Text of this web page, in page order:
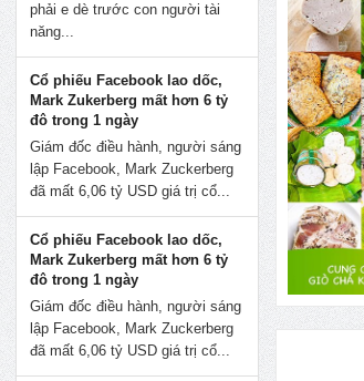
phải e dè trước con người tài
năng...
Cổ phiếu Facebook lao dốc,
Mark Zukerberg mất hơn 6 tỷ
đô trong 1 ngày
Giám đốc điều hành, người sáng
lập Facebook, Mark Zuckerberg
đã mất 6,06 tỷ USD giá trị cổ...
Cổ phiếu Facebook lao dốc,
Mark Zukerberg mất hơn 6 tỷ
đô trong 1 ngày
Giám đốc điều hành, người sáng
lập Facebook, Mark Zuckerberg
đã mất 6,06 tỷ USD giá trị cổ...